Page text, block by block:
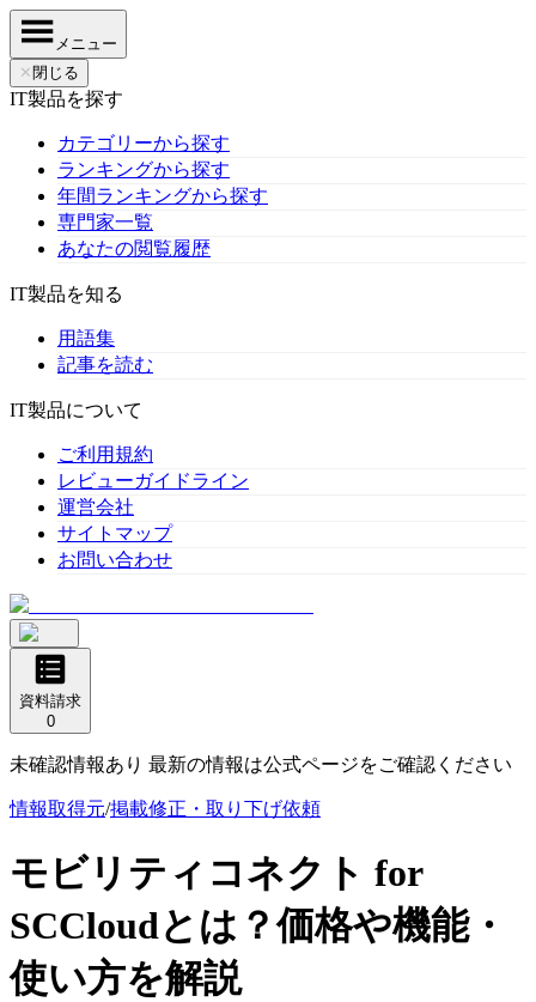
メニュー
✕ 閉じる
IT製品を探す
カテゴリーから探す
ランキングから探す
年間ランキングから探す
専門家一覧
あなたの閲覧履歴
IT製品を知る
用語集
記事を読む
IT製品について
ご利用規約
レビューガイドライン
運営会社
サイトマップ
お問い合わせ
資料請求
0
未確認情報あり 最新の情報は公式ページをご確認ください
情報取得元/掲載修正・取り下げ依頼
モビリティコネクト for
SCCloudとは？価格や機能・
使い方を解説